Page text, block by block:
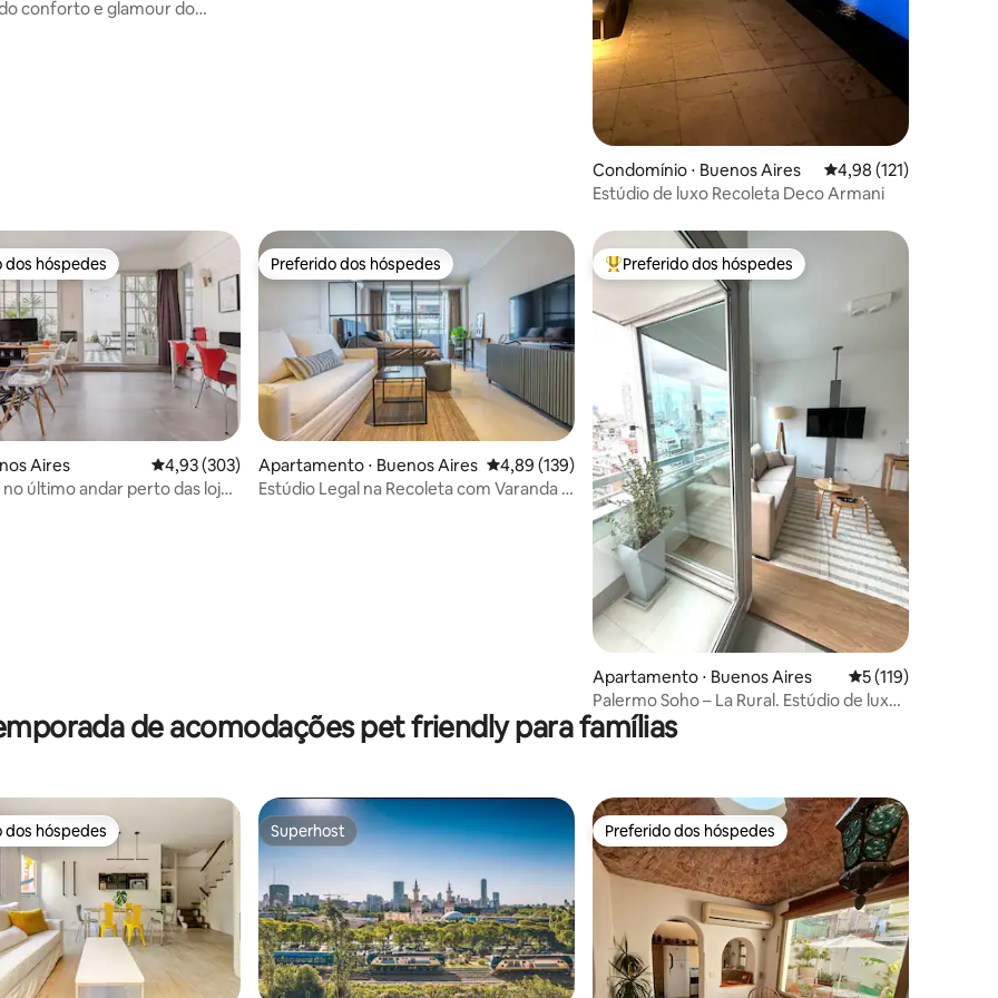
conforto e glamour do
Condomínio ⋅ Buenos Aires 4,98 de uma avaliação
4,98 (121)
Estúdio de luxo Recoleta Deco Armani
de 5, 151 avaliações
dos hóspedes
dos hóspedes
Aires 4,93 de uma avaliação média de 5, 303 avaliações
4,93 (303)
último andar perto das lojas
Preferido dos hóspedes
Preferido dos hóspedes
Apartamento ⋅ Buenos Aires 4,89 de uma avaliação média de 5, 139 avaliações
4,89 (139)
Estúdio Legal na Recoleta com Varanda e
Entre os melhores preferidos dos hóspedes
Preferido dos hóspedes
Apartamento ⋅ Buenos Aires 5 de uma avaliação
5 (119)
Palermo Soho – La Rural. Estúdio de luxo.
Academia e piscina
de acomodações pet friendly para famílias
dos hóspedes
dos hóspedes Superhost
Superhost Preferido dos hóspedes
Preferido dos hóspedes